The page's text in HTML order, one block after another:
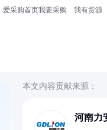
爱采购首页我要采购 我有货源
本文内容贡献来源：
河南力